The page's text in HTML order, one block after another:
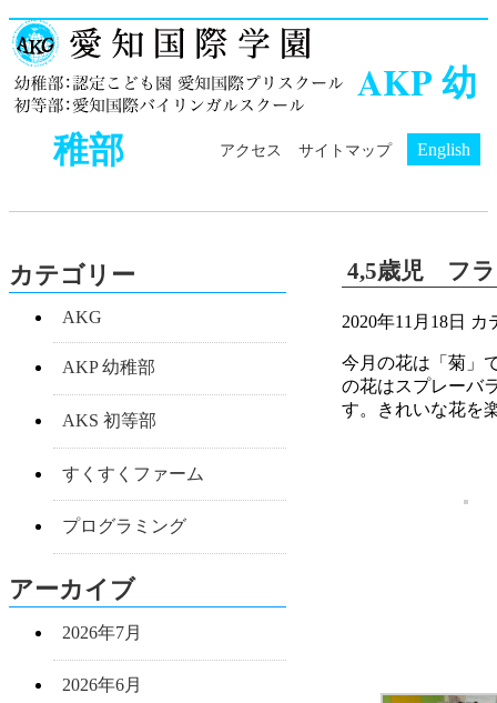
アクセス サイトマップ English
AKP 幼
稚部
4,5歳児 フラ
2020年11月18日 カ
今月の花は「菊」
の花はスプレーバ
す。きれいな花を
カテゴリー
AKG
AKP 幼稚部
AKS 初等部
すくすくファーム
プログラミング
アーカイブ
2026年7月
2026年6月